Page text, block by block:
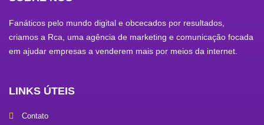
Fanáticos pelo mundo digital e obcecados por resultados,
criamos a Rca, uma agência de marketing e comunicação focada
em ajudar empresas a venderem mais por meios da internet.
LINKS ÚTEIS
Contato